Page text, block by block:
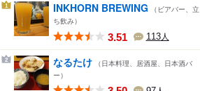
1 INKHORN BREWING
（ビアバー、立
ち飲み）
3.51 113人
2 なるたけ （日本料理、居酒屋、日本酒バ
ー）